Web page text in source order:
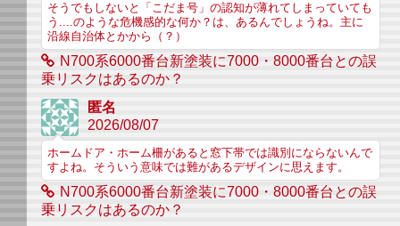
そうでもしないと「こだま号」の認知が薄れてしまっていても
う....のような危機感的な何か？は、あるんでしょうね。主に
沿線自治体とかから（？）
N700系6000番台新塗装に7000・8000番台との誤
乗リスクはあるのか？
匿名
2026/08/07
ホームドア・ホーム柵があると窓下帯では識別にならないんで
すよね。そういう意味では難があるデザインに思えます。
N700系6000番台新塗装に7000・8000番台との誤
乗リスクはあるのか？